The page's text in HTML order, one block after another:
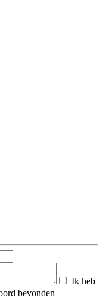
Ik heb
bevonden